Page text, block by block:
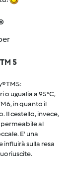
5
TM5:
ugualia a 95°C,
in quanto il
Il cestello, invece,
al
E' una
influirà sulla resa